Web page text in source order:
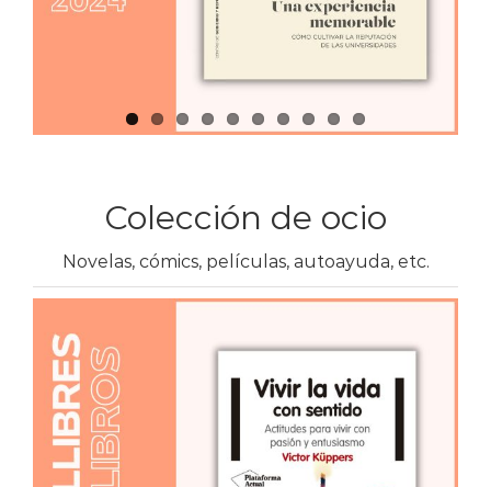
Colección de ocio
Novelas, cómics, películas, autoayuda, etc.